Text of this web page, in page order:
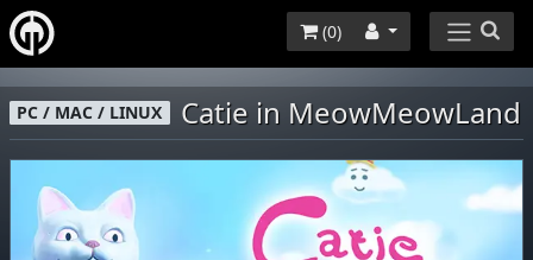
(0)
PC / MAC / LINUX Catie in MeowMeowLand